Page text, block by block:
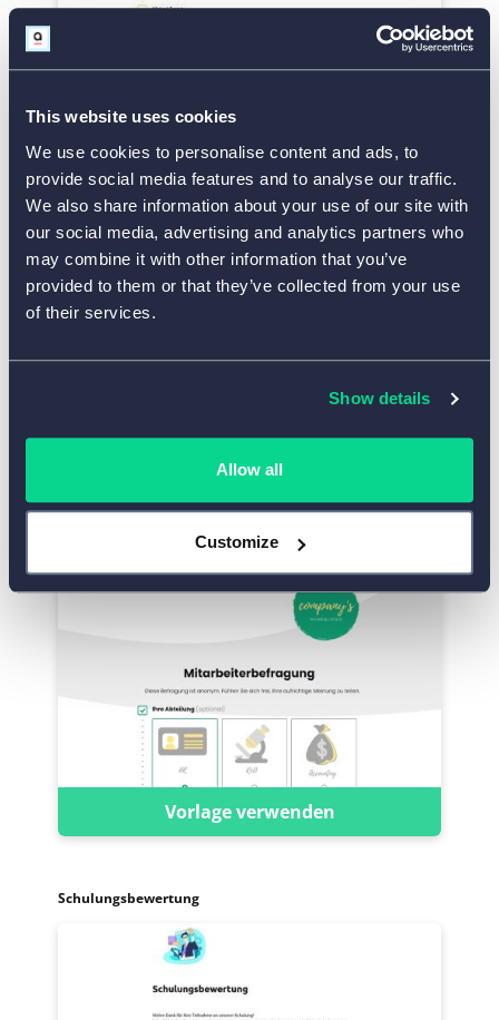
This website uses cookies
We use cookies to personalise content and ads, to
provide social media features and to analyse our traffic.
We also share information about your use of our site with
our social media, advertising and analytics partners who
may combine it with other information that you’ve
provided to them or that they’ve collected from your use
of their services.
Show details
Allow all
Customize
Mitarbeiterbewertung mit Passwort
Vorlage verwenden
Mitarbeiterzufriedenheit-Fragebogen
Vorlage verwenden
Schulungsbewertung